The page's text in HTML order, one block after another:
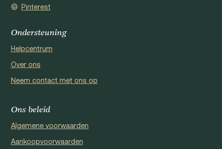
Pinterest
Ondersteuning
Helpcentrum
Over ons
Neem contact met ons op
Ons beleid
Algemene voorwaarden
Aankoopvoorwaarden